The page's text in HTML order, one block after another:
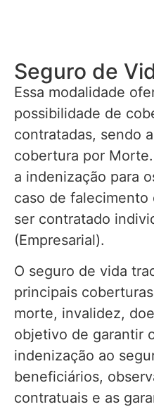
Seguro de
Essa modalidade
possibilidade de
contratadas, sendo
cobertura por
a indenização para
caso de falecimento
ser contratado
(Empresarial).
O seguro de vida
principais
morte, invalidez,
objetivo de garantir
indenização ao
beneficiários,
contratuais e as